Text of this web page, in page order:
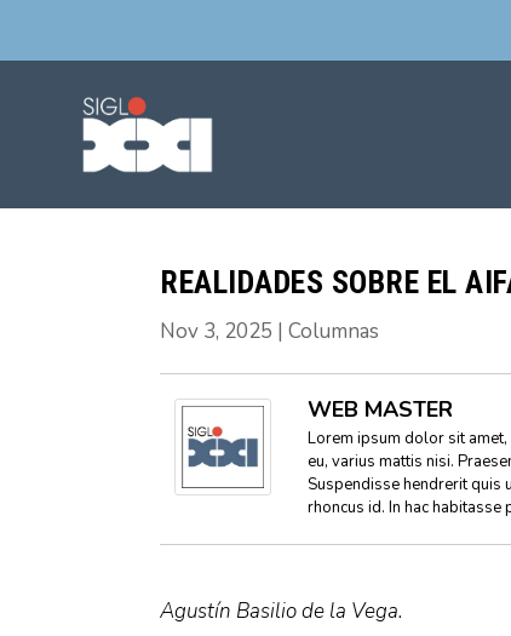
REALIDADES SOBRE EL
Nov 3, 2025 | Columnas
WEB MASTER
Lorem ipsum dolor sit
eu, varius mattis nisi.
Suspendisse hendrerit quis
rhoncus id. In hac
Agustín Basilio de la Vega.